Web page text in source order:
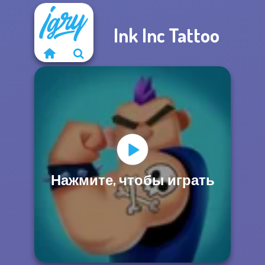
Ink Inc Tattoo
Нажмите, чтобы играть